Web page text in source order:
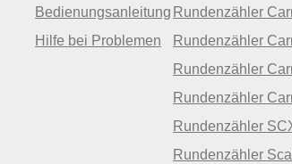
Bedienungsanleitung
Hilfe bei Problemen
Rundenzähler
Rundenzähler
Rundenzähler
Rundenzähler
Rundenzähler
Rundenzähler